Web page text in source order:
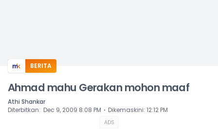
BERITA
Ahmad mahu Gerakan mohon maaf
Athi Shankar
Diterbitkan: Dec 9, 2009 8:08 PM ⋅ Dikemaskini: 12:12 PM
ADS